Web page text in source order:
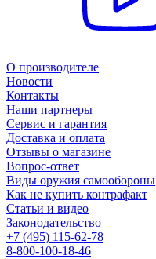
О производителе
Новости
Контакты
Наши партнеры
Сервис и гарантия
Доставка и оплата
Отзывы о магазине
Вопрос-ответ
Виды оружия самообороны
Как не купить контрафакт
Статьи и видео
Законодательство
+7 (495) 115-62-78
8-800-100-18-46